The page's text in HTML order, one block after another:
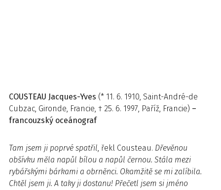
COUSTEAU Jacques-Yves (* 11. 6. 1910, Saint-André-de
Cubzac, Gironde, Francie, † 25. 6. 1997, Paříž, Francie) –
francouzský oceánograf
Tam jsem ji poprvé spatřil, řekl Cousteau. Dřevěnou
obšívku měla napůl bílou a napůl černou. Stála mezi
rybářskými bárkami a obrněnci. Okamžitě se mi zalíbila.
Chtěl jsem ji. A taky ji dostanu! Přečetl jsem si jméno